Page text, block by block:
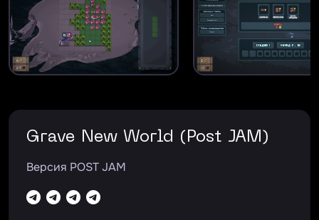
Старт
Grave New World (Post JAM)
Версия POST JAM